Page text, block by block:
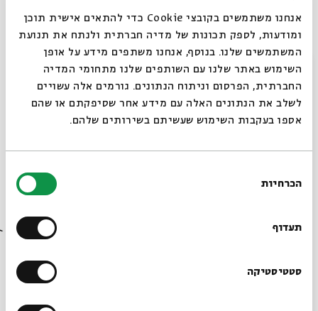
אנחנו משתמשים בקובצי Cookie כדי להתאים אישית תוכן
ומודעות, לספק תכונות של מדיה חברתית ולנתח את תנועת
המשתמשים שלנו. בנוסף, אנחנו משתפים מידע על אופן
השימוש באתר שלנו עם השותפים שלנו מתחומי המדיה
החברתית, הפרסום וניתוח הנתונים. גורמים אלה עשויים
לשלב את הנתונים האלה עם מידע אחר שסיפקתם או שהם
אספו בעקבות השימוש שעשיתם בשירותים שלהם.
הסכמה
הכרחיות
תעדוף
סטטיסטיקה
הוירטואוזיים שרווחו באותה תקופה.
הערב המיוחד משלב ישן וחדש, עיבודים מקוריים
וביצועים עכשוויים למוסיקה בת מאות שנים.
משתתפים:אסתי קינן– שירה /יעלה אביטל – שירה /
יעל מלצר– חליליות / מיכאל מלצר – חליליות /לואי
– קונטרבס /אורן פריד– כלי הקשה
שיתוף הרשמה לאירועים דומים
סגור